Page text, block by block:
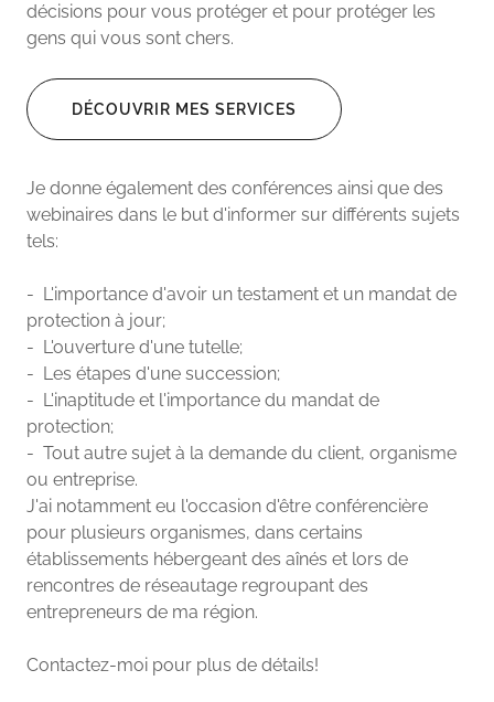
décisions pour vous protéger et pour protéger les
gens qui vous sont chers.
DÉCOUVRIR MES SERVICES
Je donne également des conférences ainsi que des
webinaires dans le but d'informer sur différents sujets
tels:
- L'importance d'avoir un testament et un mandat de
protection à jour;
- L'ouverture d'une tutelle;
- Les étapes d'une succession;
- L'inaptitude et l'importance du mandat de
protection;
- Tout autre sujet à la demande du client, organisme
ou entreprise.
J'ai notamment eu l'occasion d'être conférencière
pour plusieurs organismes, dans certains
établissements hébergeant des aînés et lors de
rencontres de réseautage regroupant des
entrepreneurs de ma région.
Contactez-moi pour plus de détails!